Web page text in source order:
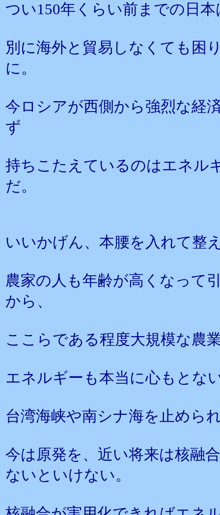
つい150年くらい前までの日
別に海外と貿易しなくても困
に。
今ロシアが西側から強烈な経
ず
持ちこたえているのはエネル
だ。
いいかげん、本腰を入れて整
農家の人も年齢が高くなって
から、
ここらである程度大規模な農
エネルギーも本当に心もとな
台湾海峡や南シナ海を止めら
今は原発を、近い将来は核融
ないといけない。